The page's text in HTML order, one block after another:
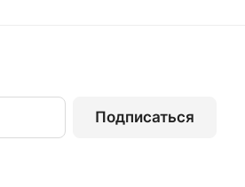
Подписаться